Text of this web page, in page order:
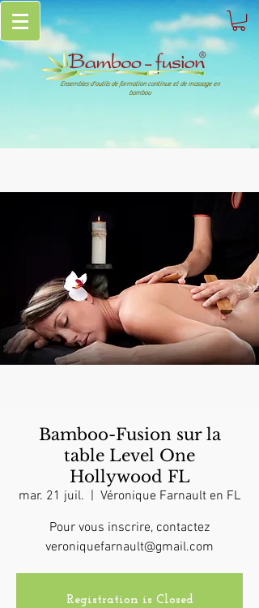
Ensembles d'outils de formation continue et de massage en
bambou
Bamboo-Fusion sur la
table Level One
Hollywood FL
mar. 21 juil.
  |
Véronique Farnault en FL
Pour vous inscrire, contactez
veroniquefarnault@gmail.com
Registration is Closed